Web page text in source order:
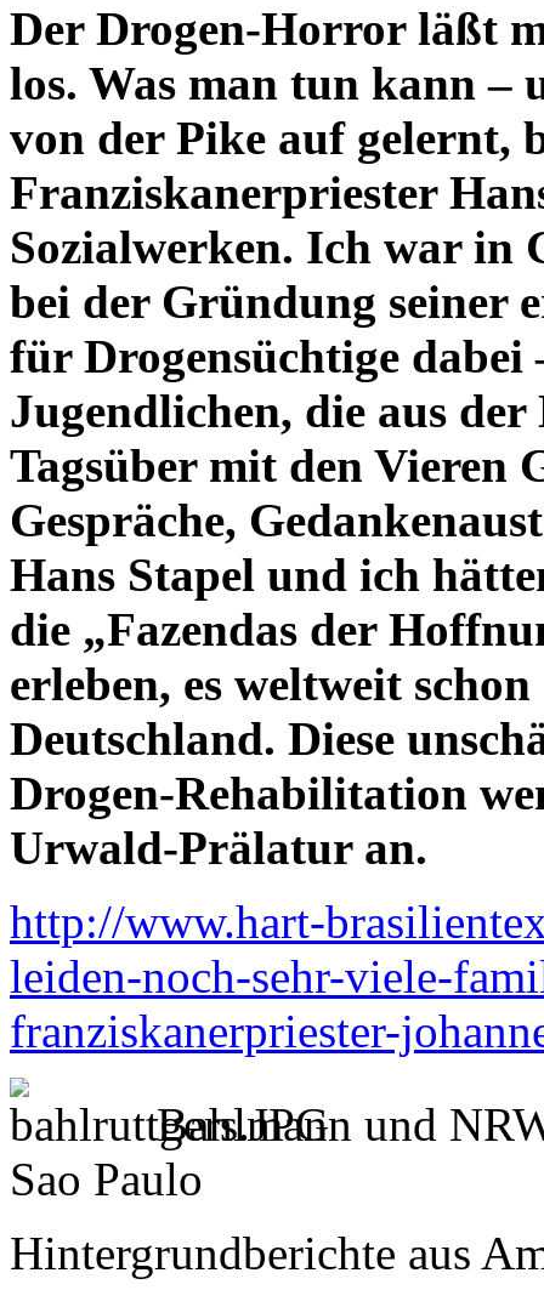
Der Drogen-Horror läßt
los. Was man tun kann –
von der Pike auf gelernt,
Franziskanerpriester
Sozialwerken. Ich war in
bei der Gründung seiner
für Drogensüchtige dabei
Jugendlichen, die aus
Tagsüber mit den Vieren
Gespräche,
Hans Stapel und ich
die „Fazendas der
erleben, es weltweit
Deutschland. Diese
Drogen-Rehabilitation
Urwald-Prälatur an.
http://www.hart-
leiden-noch-sehr-viele-
franziskanerpriester-
Bahlmann und
Sao Paulo
Hintergrundberichte aus